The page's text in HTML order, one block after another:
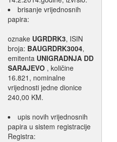
brisanje vrijednosnih
papira:
oznake UGRDRK3, ISIN
broja: BAUGRDRK3004,
emitenta UNIGRADNJA DD
SARAJEVO , količine
16.821, nominalne
vrijednosti jedne dionice
240,00 KM.
upis novih vrijednosnih
papira u sistem registracije
Registra: